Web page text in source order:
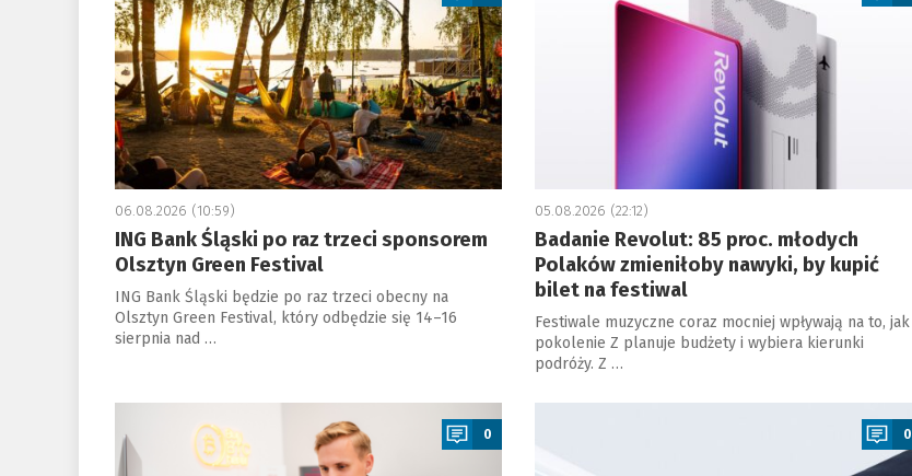
06.08.2026 (10:59)
ING Bank Śląski po raz trzeci sponsorem
Olsztyn Green Festival
ING Bank Śląski będzie po raz trzeci obecny na
Olsztyn Green Festival, który odbędzie się 14–16
sierpnia nad …
05.08.2026 (22:12)
Badanie Revolut: 85 proc. młodych
Polaków zmieniłoby nawyki, by kupić
bilet na festiwal
Festiwale muzyczne coraz mocniej wpływają na to, jak
pokolenie Z planuje budżety i wybiera kierunki
podróży. Z …
a
0
a
0